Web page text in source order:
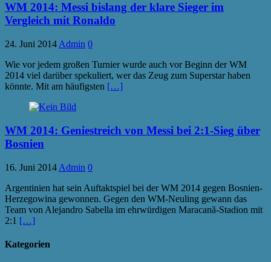
WM 2014: Messi bislang der klare Sieger im
Vergleich mit Ronaldo
24. Juni 2014 Admin 0
Wie vor jedem großen Turnier wurde auch vor Beginn der WM
2014 viel darüber spekuliert, wer das Zeug zum Superstar haben
könnte. Mit am häufigsten […]
WM 2014: Geniestreich von Messi bei 2:1-Sieg über
Bosnien
16. Juni 2014 Admin 0
Argentinien hat sein Auftaktspiel bei der WM 2014 gegen Bosnien-
Herzegowina gewonnen. Gegen den WM-Neuling gewann das
Team von Alejandro Sabella im ehrwürdigen Maracanã-Stadion mit
2:1 […]
Kategorien